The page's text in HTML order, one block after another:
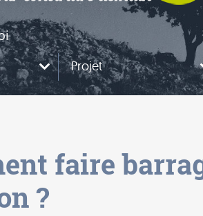
Projet
faire
?